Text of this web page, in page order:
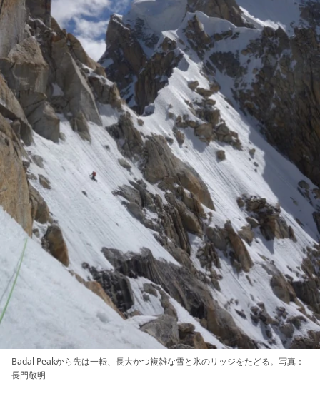
Badal Peakから先は一転、長大かつ複雑な雪と氷のリッジをたどる。写真：
長門敬明